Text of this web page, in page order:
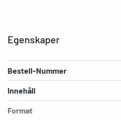
Egenskaper
Bestell-Nummer
Innehåll
Format